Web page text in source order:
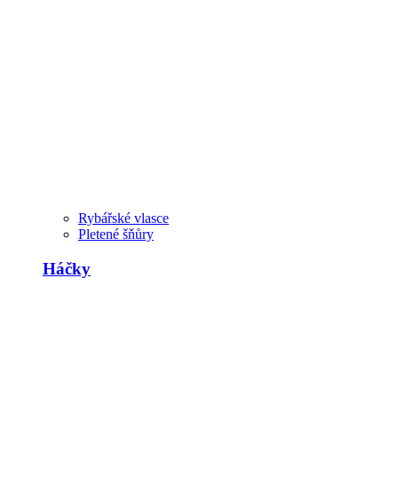
Rybářské vlasce
Pletené šňůry
Háčky